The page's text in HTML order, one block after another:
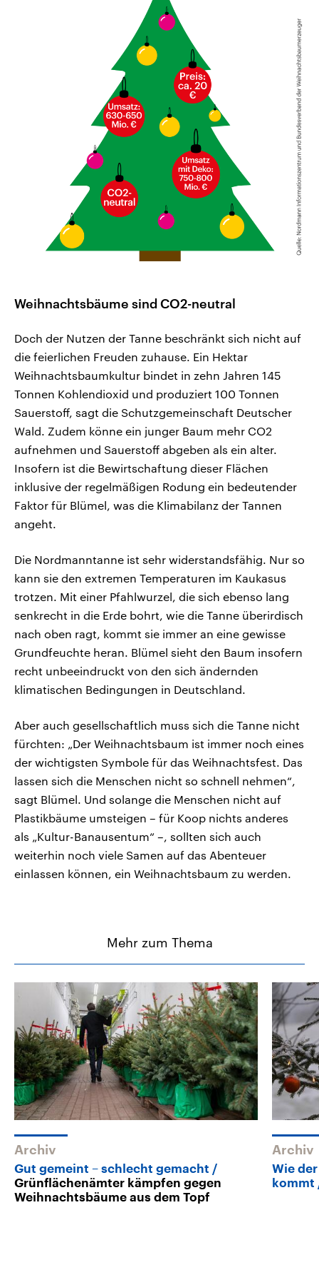
Weihnachtsbäume sind CO2-neutral
Doch der Nutzen der Tanne beschränkt sich nicht auf
die feierlichen Freuden zuhause. Ein Hektar
Weihnachtsbaumkultur bindet in zehn Jahren 145
Tonnen Kohlendioxid und produziert 100 Tonnen
Sauerstoff, sagt die Schutzgemeinschaft Deutscher
Wald. Zudem könne ein junger Baum mehr CO2
aufnehmen und Sauerstoff abgeben als ein alter.
Insofern ist die Bewirtschaftung dieser Flächen
inklusive der regelmäßigen Rodung ein bedeutender
Faktor für Blümel, was die Klimabilanz der Tannen
angeht.
Die Nordmanntanne ist sehr widerstandsfähig. Nur so
kann sie den extremen Temperaturen im Kaukasus
trotzen. Mit einer Pfahlwurzel, die sich ebenso lang
senkrecht in die Erde bohrt, wie die Tanne überirdisch
nach oben ragt, kommt sie immer an eine gewisse
Grundfeuchte heran. Blümel sieht den Baum insofern
recht unbeeindruckt von den sich ändernden
klimatischen Bedingungen in Deutschland.
Aber auch gesellschaftlich muss sich die Tanne nicht
fürchten: „Der Weihnachtsbaum ist immer noch eines
der wichtigsten Symbole für das Weihnachtsfest. Das
lassen sich die Menschen nicht so schnell nehmen“,
sagt Blümel. Und solange die Menschen nicht auf
Plastikbäume umsteigen – für Koop nichts anderes
als „Kultur-Banausentum“ –, sollten sich auch
weiterhin noch viele Samen auf das Abenteuer
einlassen können, ein Weihnachtsbaum zu werden.
Mehr zum Thema
Archiv
Gut gemeint – schlecht gemacht
Grünflächenämter kämpfen gegen
Weihnachtsbäume aus dem Topf
Archiv
Wie
kommt